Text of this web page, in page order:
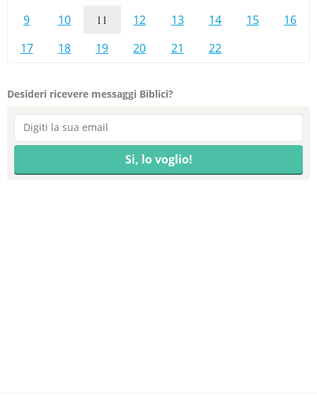
9
10 11 12 13 14 15
16
17
18 19 20 21 22
Desideri ricevere messaggi Biblici?